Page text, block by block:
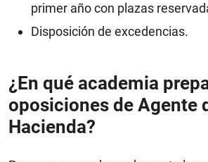
primer año con plazas
Disposición de excedencias.
¿En qué academia
oposiciones de Agente
Hacienda?